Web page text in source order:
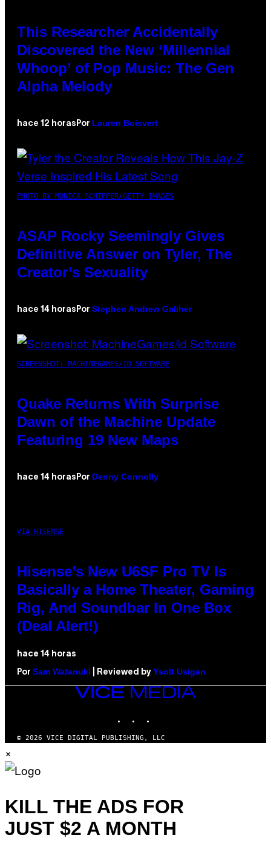
This Researcher Accidentally
Discovered the New ‘Millennial
Whoop’ of Pop Music: The Gen
Alpha Melody
hace 12 horas Por Lauren Boisvert
PHOTO BY MONICA SCHIPPER/GETTY IMAGES
ASAP Rocky Seemingly Gives
Definitive Answer on Tyler, The
Creator’s Sexuality
hace 14 horas Por Stephen Andrew Galiher
SCREENSHOT: MACHINEGAMES/ID SOFTWARE
Quake Returns With Surprise
Dawn of the Machine Update
Featuring 19 New Maps
hace 14 horas Por Denny Connolly
VIA HISENSE
Hisense’s New U6SF Pro TV Is
Basically a Home Theater, Gaming
Rig, And Soundbar In One Box
(Deal Alert!)
hace 14 horas
Por Sam Watanuki | Reviewed by Ysolt Usigan
VICE
© 2026 VICE DIGITAL PUBLISHING, LLC
×
KILL THE ADS FOR
JUST $2 A MONTH